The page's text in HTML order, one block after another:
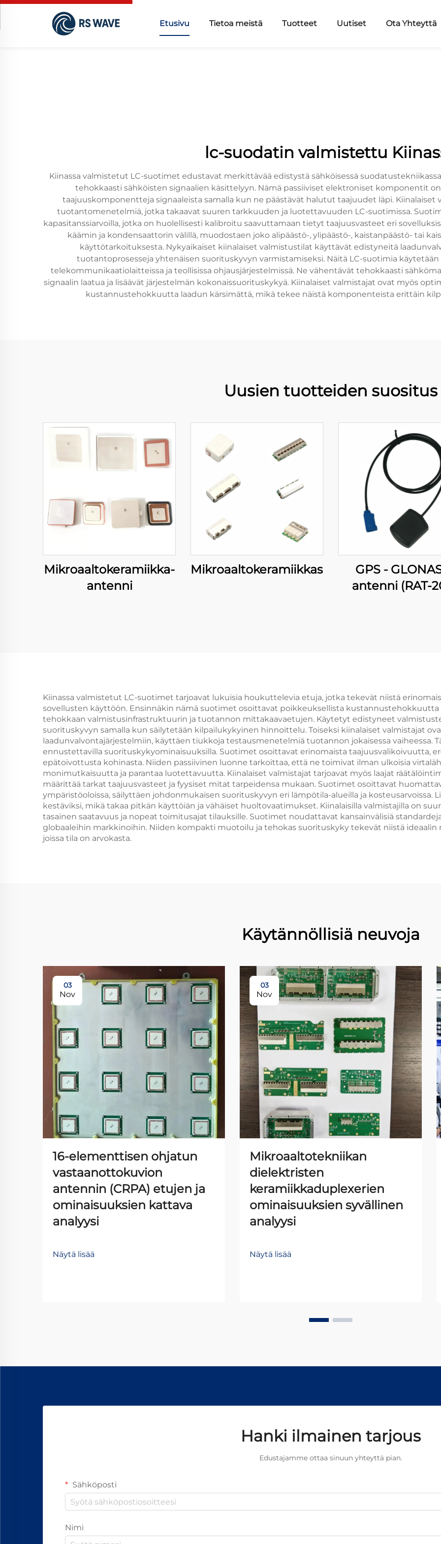
Etusivu Tietoa meistä Tuotteet Uutiset Ota Yhteyttä
lc-suodatin valmistettu
Kiinassa valmistetut LC-suotimet edustavat merkittävää edistystä sähköisessä
tehokkaasti sähköisten signaalien käsittelyyn. Nämä passiiviset elektroniset komponentit
taajuuskomponentteja signaaleista samalla kun ne päästävät halutut taajuudet läpi.
tuotantomenetelmiä, jotka takaavat suuren tarkkuuden ja luotettavuuden LC-suotimissa.
kapasitanssiarvoilla, jotka on huolellisesti kalibroitu saavuttamaan tietyt taajuusvasteet eri
käämin ja kondensaattorin välillä, muodostaen joko alipäästö-, ylipäästö-, kaistanpäästö- tai
käyttötarkoituksesta. Nykyaikaiset kiinalaiset valmistustilat käyttävät edistyneitä
tuotantoprosesseja yhtenäisen suorituskyvyn varmistamiseksi. Näitä LC-suotimia käytetään
telekommunikaatiolaitteissa ja teollisissa ohjausjärjestelmissä. Ne vähentävät tehokkaasti
signaalin laatua ja lisäävät järjestelmän kokonaissuorituskykyä. Kiinalaiset valmistajat ovat myös
kustannustehokkuutta laadun kärsimättä, mikä tekee näistä komponenteista erittäin
Uusien tuotteiden suositus
Mikroaaltokeramiikka-
antenni
MikroaaltokeramiikkasuodatinGPS -
antenni (RAT-
Kiinassa valmistetut LC-suotimet tarjoavat lukuisia houkuttelevia etuja, jotka tekevät niistä
sovellusten käyttöön. Ensinnäkin nämä suotimet osoittavat poikkeuksellista kustannustehokkuutta
tehokkaan valmistusinfrastruktuurin ja tuotannon mittakaavaetujen. Käytetyt edistyneet
suorituskyvyn samalla kun säilytetään kilpailukykyinen hinnoittelu. Toiseksi kiinalaiset valmistajat
laadunvalvontajärjestelmiin, käyttäen tiukkoja testausmenetelmiä tuotannon jokaisessa
ennustettavilla suorituskykyominaisuuksilla. Suotimet osoittavat erinomaista taajuusvalikoivuutta,
epätoivottusta kohinasta. Niiden passiivinen luonne tarkoittaa, että ne toimivat ilman ulkoisia
monimutkaisuutta ja parantaa luotettavuutta. Kiinalaiset valmistajat tarjoavat myös laajat
määrittää tarkat taajuusvasteet ja fyysiset mitat tarpeidensa mukaan. Suotimet osoittavat
ympäristöoloissa, säilyttäen johdonmukaisen suorituskyvyn eri lämpötila-alueilla ja
kestäviksi, mikä takaa pitkän käyttöiän ja vähäiset huoltovaatimukset. Kiinalaisilla valmistajilla on
tasainen saatavuus ja nopeat toimitusajat tilauksille. Suotimet noudattavat kansainvälisiä
globaaleihin markkinoihin. Niiden kompakti muotoilu ja tehokas suorituskyky tekevät niistä ideaalin
joissa tila on arvokasta.
Käytännöllisiä neuvoja
03
Nov
16-elementtisen ohjatun
vastaanottokuvion
antennin (CRPA) etujen ja
ominaisuuksien kattava
analyysi
Näytä lisää
03
Nov
Mikroaaltotekniikan
dielektristen
keramiikkaduplexerien
ominaisuuksien syvällinen
analyysi
Näytä lisää
Hanki ilmainen tarjous
Edustajamme ottaa sinuun yhteyttä pian.
Sähköposti
Nimi